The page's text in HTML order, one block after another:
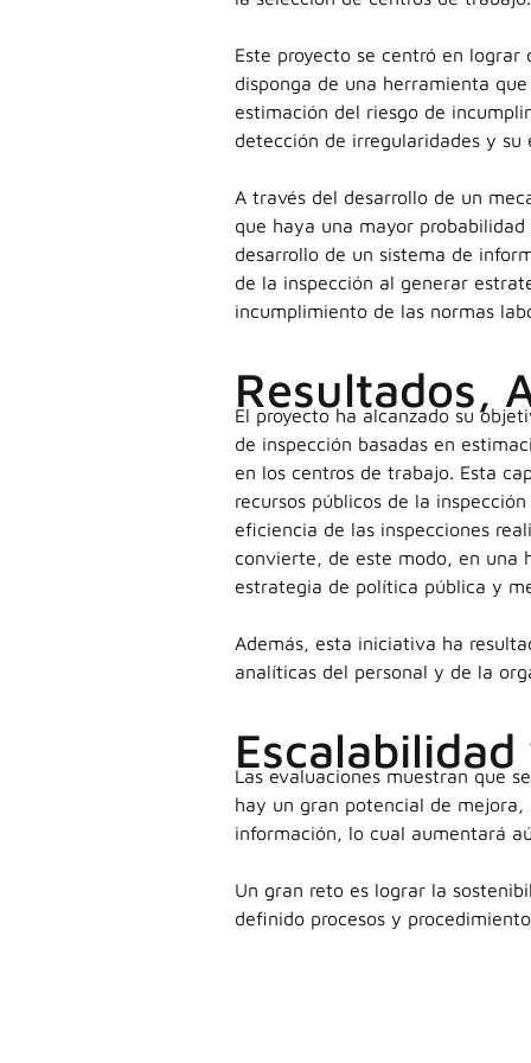
Este proyecto se centró en lograr
disponga de una herramienta
estimación del riesgo de
detección de irregularidades y su
A través del desarrollo de un
que haya una mayor
desarrollo de un sistema de
de la inspección al generar
incumplimiento de las normas
Resultados,
El proyecto ha alcanzado su
de inspección basadas en
en los centros de trabajo. Esta
recursos públicos de la
eficiencia de las inspecciones
convierte, de este modo, en una
estrategia de política pública y
Además, esta iniciativa ha
analíticas del personal y de la
Las evaluaciones muestran que
hay un gran potencial de
información, lo cual aumentará
Un gran reto es lograr la
definido procesos y